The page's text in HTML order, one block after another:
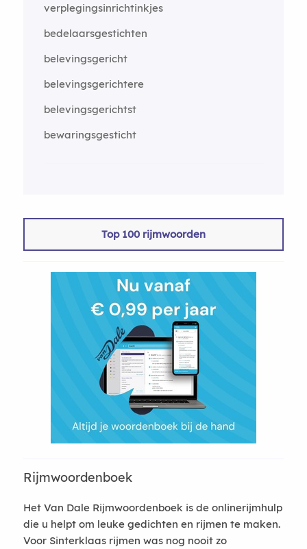
verplegingsinrichtinkjes
bedelaarsgestichten
belevingsgericht
belevingsgerichtere
belevingsgerichtst
bewaringsgesticht
Top 100 rijmwoorden
Rijmwoordenboek
Het Van Dale Rijmwoordenboek is de onlinerijmhulp
die u helpt om leuke gedichten en rijmen te maken.
Voor Sinterklaas rijmen was nog nooit zo